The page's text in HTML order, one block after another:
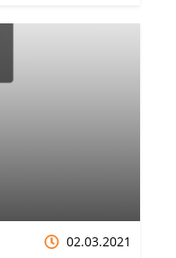
02.03.2021